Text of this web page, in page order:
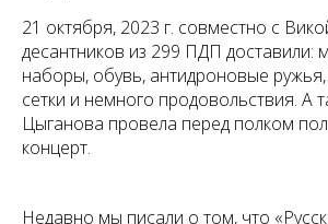
21 октября, 2023 г. совместно с
десантников из 299 ПДП доставили:
наборы, обувь, антидроновые
сетки и немного продовольствия. А
Цыганова провела перед полком
концерт.
Недавно мы писали о том, что